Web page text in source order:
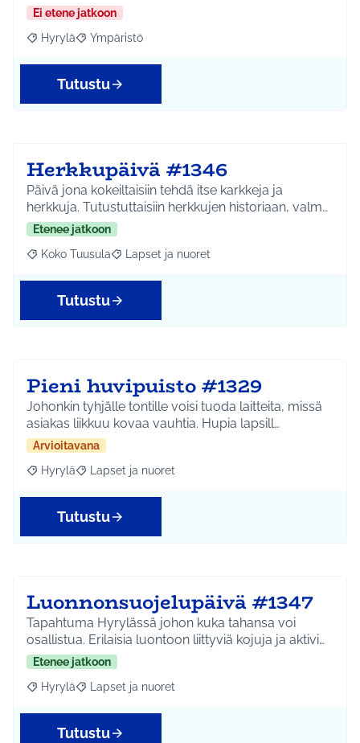
Ei etene jatkoon
Rajaa tulokset aihepiirin mukaan: Hyrylä
Hyrylä Rajaa tulokset teeman mukaan: Ympäristö
Ympäristö
Tutustu
Herkkupäivä #1346
Päivä jona kokeiltaisiin tehdä itse karkkeja ja
herkkuja. Tutustuttaisiin herkkujen historiaan, valm…
Etenee jatkoon
Rajaa tulokset aihepiirin mukaan: Koko Tuusula
Koko Tuusula Rajaa tulokset teeman mukaan: Lapset ja
Lapset ja nuoret
Tutustu
Pieni huvipuisto #1329
Johonkin tyhjälle tontille voisi tuoda laitteita, missä
asiakas liikkuu kovaa vauhtia. Hupia lapsill…
Arvioitavana
Rajaa tulokset aihepiirin mukaan: Hyrylä
Hyrylä Rajaa tulokset teeman mukaan: Lapset ja nuoret
Lapset ja nuoret
Tutustu
Luonnonsuojelupäivä #1347
Tapahtuma Hyrylässä johon kuka tahansa voi
osallistua. Erilaisia luontoon liittyviä kojuja ja aktivi…
Etenee jatkoon
Rajaa tulokset aihepiirin mukaan: Hyrylä
Hyrylä Rajaa tulokset teeman mukaan: Lapset ja nuoret
Lapset ja nuoret
Tutustu